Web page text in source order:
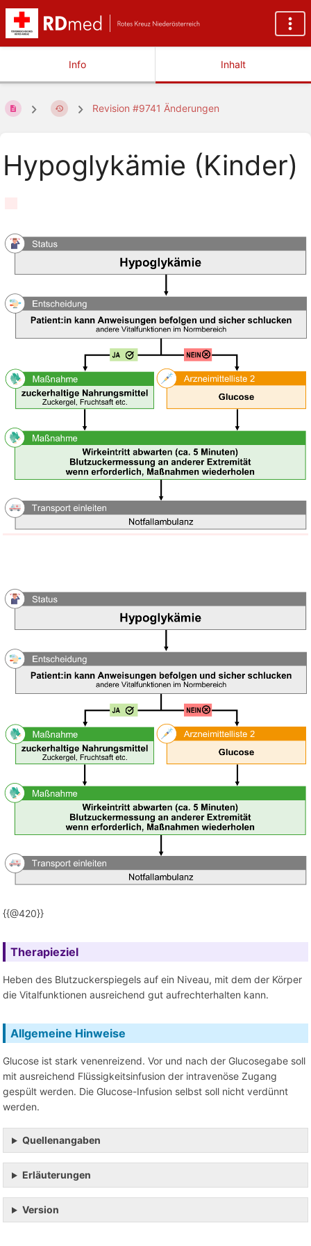
Info Inhalt
Revision #9741 Änderungen
Hypoglykämie (Kinder)
{{@420}}
Therapieziel
Heben des Blutzuckerspiegels auf ein Niveau, mit dem der Körper
die Vitalfunktionen ausreichend gut aufrechterhalten kann.
Allgemeine Hinweise
Glucose ist stark venenreizend. Vor und nach der Glucosegabe soll
mit ausreichend Flüssigkeitsinfusion der intravenöse Zugang
gespült werden. Die Glucose-Infusion selbst soll nicht verdünnt
werden.
Quellenangaben
Erläuterungen
Version